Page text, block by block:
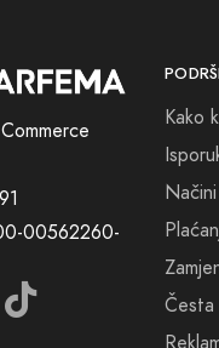
00562260-
Kako
Česta